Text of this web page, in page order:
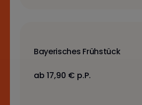
Bayerisches Frühstück
ab 17,90 € p.P.